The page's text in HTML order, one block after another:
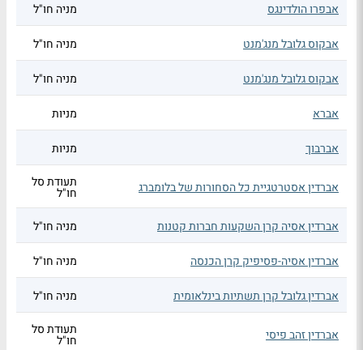
אבפרו הולדינגס מניה חו"ל
אבקוס גלובל מנג'מנט מניה חו"ל
אבקוס גלובל מנג'מנט מניה חו"ל
אברא מניות
אברבוך מניות
אברדין אסטרטגיית כל הסחורות של בלומברג תעודת סל
חו"ל
אברדין אסיה קרן השקעות חברות קטנות
מניה חו"ל
אברדין אסיה-פסיפיק קרן הכנסה מניה חו"ל
אברדין גלובל קרן תשתיות בינלאומית מניה חו"ל
אברדין זהב פיסי תעודת סל
חו"ל